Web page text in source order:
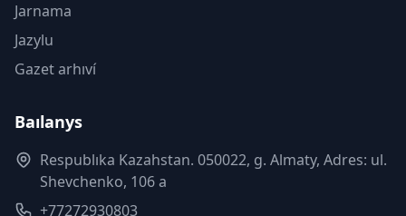
Jarnama
Jazylu
Gazet arhıví
Baılanys
Respublıka Kazahstan. 050022, g. Almaty, Adres: ul.
Shevchenko, 106 a
+77272930803